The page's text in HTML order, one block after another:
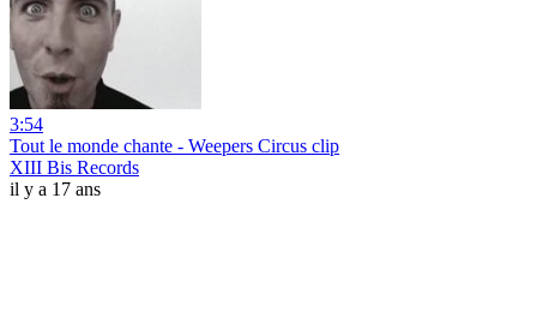
3:54
Tout le monde chante - Weepers Circus clip
XIII Bis Records
il y a 17 ans